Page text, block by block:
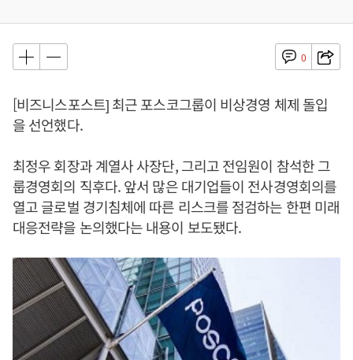
0
[비즈니스포스트] 최근 포스코그룹이 비상경영 체제 돌입
을 선언했다.
최정우 회장과 계열사 사장단, 그리고 전임원이 참석한 그
룹경영회의 직후다. 앞서 많은 대기업들이 전사경영회의를
열고 글로벌 경기침체에 따른 리스크를 점검하는 한편 미래
대응전략을 논의했다는 내용이 보도됐다.